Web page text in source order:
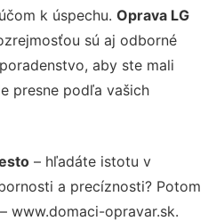
k úspechu. Oprava LG
sú aj odborné
aby ste mali
presne podľa vašich
– hľadáte istotu v
a precíznosti? Potom
www.domaci-opravar.sk.